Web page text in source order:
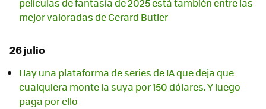
películas de fantasía de 2025 está también entre las
mejor valoradas de Gerard Butler
26 julio
Hay una plataforma de series de IA que deja que
cualquiera monte la suya por 150 dólares. Y luego
paga por ello